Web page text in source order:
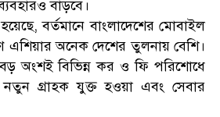
বাড়বে।
বর্তমানে বাংলাদেশের মোবাইল
এশিয়ার অনেক দেশের তুলনায় বেশি।
অংশই বিভিন্ন কর ও ফি পরিশোধে
গ্রাহক যুক্ত হওয়া এবং সেবার